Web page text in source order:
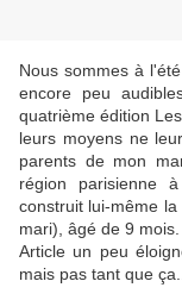
Nous sommes à
encore peu
quatrième édition
leurs moyens ne
parents de mon
région parisienne
construit lui-même
mari), âgé de 9
Article un peu
mais pas tant que ça...